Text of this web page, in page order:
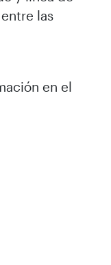
las
en el